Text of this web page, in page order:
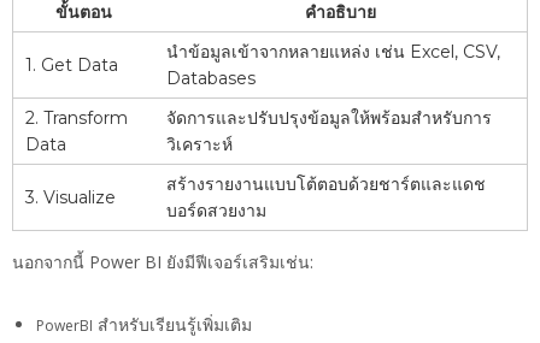
ขั้นตอน คำอธิบาย
1. Get Data
นำข้อมูลเข้าจากหลายแหล่ง เช่น Excel, CSV,
Databases
2. Transform
Data
จัดการและปรับปรุงข้อมูลให้พร้อมสำหรับการ
วิเคราะห์
3. Visualize
สร้างรายงานแบบโต้ตอบด้วยชาร์ตและแดช
บอร์ดสวยงาม
นอกจากนี้ Power BI ยังมีฟีเจอร์เสริมเช่น:
PowerBI สำหรับเรียนรู้เพิ่มเติม